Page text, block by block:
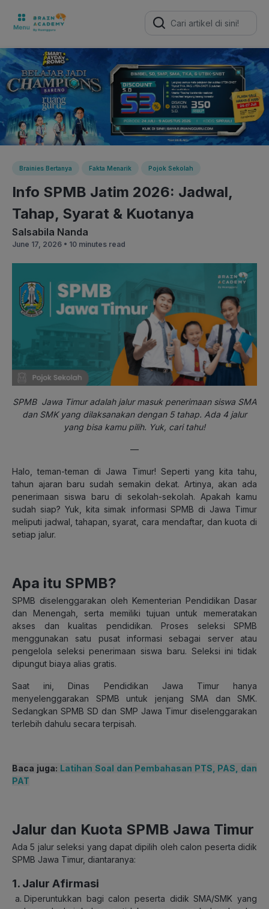
Search
for:
Brainies Bertanya Fakta Menarik Pojok Sekolah
Info SPMB Jatim 2026: Jadwal,
Tahap, Syarat & Kuotanya
Salsabila Nanda
June 17, 2026 • 10 minutes read
SPMB Jawa Timur adalah jalur masuk penerimaan siswa SMA
dan SMK yang dilaksanakan dengan 5 tahap. Ada 4 jalur
yang bisa kamu pilih. Yuk, cari tahu!
—
Halo, teman-teman di Jawa Timur! Seperti yang kita tahu,
tahun ajaran baru sudah semakin dekat. Artinya, akan ada
penerimaan siswa baru di sekolah-sekolah. Apakah kamu
sudah siap? Yuk, kita simak informasi SPMB di Jawa Timur
meliputi jadwal, tahapan, syarat, cara mendaftar, dan kuota di
setiap jalur.
Apa itu SPMB?
SPMB diselenggarakan oleh Kementerian Pendidikan Dasar
dan Menengah, serta memiliki tujuan untuk memeratakan
akses dan kualitas pendidikan. Proses seleksi SPMB
menggunakan satu pusat informasi sebagai server atau
pengelola seleksi penerimaan siswa baru. Seleksi ini tidak
dipungut biaya alias gratis.
Saat ini, Dinas Pendidikan Jawa Timur hanya
menyelenggarakan SPMB untuk jenjang SMA dan SMK.
Sedangkan SPMB SD dan SMP Jawa Timur diselenggarakan
terlebih dahulu secara terpisah.
Baca juga: Latihan Soal dan Pembahasan PTS, PAS, dan
PAT
Jalur dan Kuota SPMB Jawa Timur
Ada 5 jalur seleksi yang dapat dipilih oleh calon peserta didik
SPMB Jawa Timur, diantaranya:
1. Jalur Afirmasi
Diperuntukkan bagi calon peserta didik SMA/SMK yang